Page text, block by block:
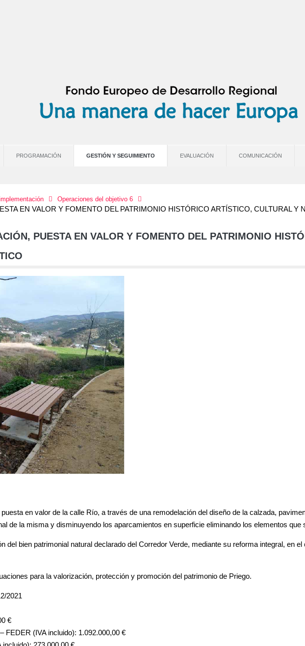
PROGRAMACIÓN GESTIÓN Y SEGUIMIENTO EVALUACIÓN COMUNICACIÓN
Operaciones del objetivo 6
EN VALOR Y FOMENTO DEL PATRIMONIO HISTÓRICO ARTÍSTICO, CULTURAL Y
PUESTA EN VALOR Y FOMENTO DEL PATRIMONIO
en valor de la calle Río, a través de una remodelación del diseño de la calzada,
de la misma y disminuyendo los aparcamientos en superficie eliminando los elementos que
del bien patrimonial natural declarado del Corredor Verde, mediante su reforma integral, en
para la valorización, protección y promoción del patrimonio de Priego.
2021
€
FEDER (IVA incluido): 1.092.000,00 €